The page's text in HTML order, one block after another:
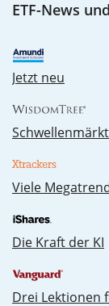
ETF-News
Jetzt neu
Vie­le
Die Kraft der KI
Drei Lektionen